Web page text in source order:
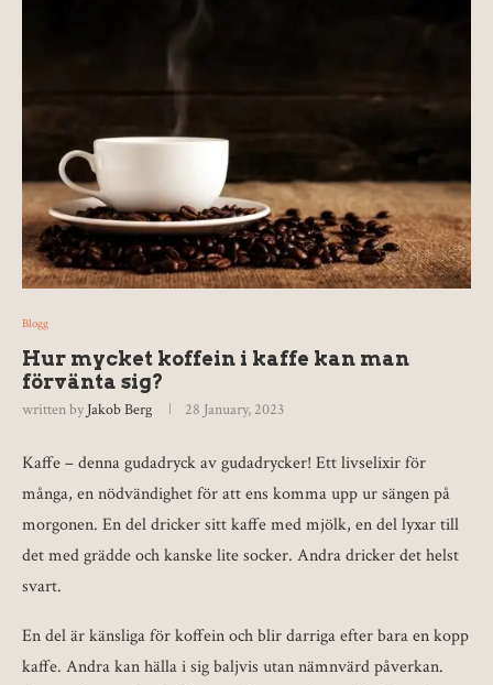
Blogg
Hur mycket koffein i kaffe kan man
förvänta sig?
written by Jakob Berg 28 January, 2023
Kaffe – denna gudadryck av gudadrycker! Ett livselixir för
många, en nödvändighet för att ens komma upp ur sängen på
morgonen. En del dricker sitt kaffe med mjölk, en del lyxar till
det med grädde och kanske lite socker. Andra dricker det helst
svart.
En del är känsliga för koffein och blir darriga efter bara en kopp
kaffe. Andra kan hälla i sig baljvis utan nämnvärd påverkan.